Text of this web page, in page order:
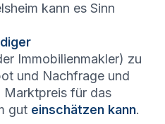
kann es Sinn
Immobilienmakler) zu
und Nachfrage und
Marktpreis für das
gut einschätzen kann.